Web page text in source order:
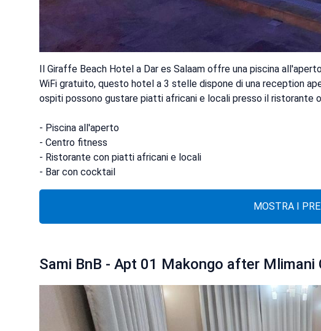
Il Giraffe Beach Hotel a Dar es Salaam offre una piscina
WiFi gratuito, questo hotel a 3 stelle dispone di una reception
ospiti possono gustare piatti africani e locali presso il ristorante
- Piscina all'aperto
- Centro fitness
- Ristorante con piatti africani e locali
MOSTRA I
Sami BnB - Apt 01 Makongo after Mlimani